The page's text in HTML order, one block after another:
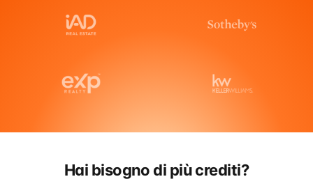
Hai bisogno di più crediti?